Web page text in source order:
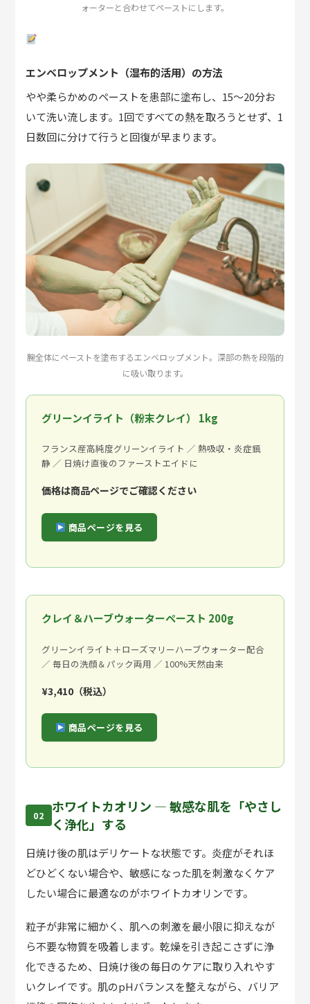
ォーターと合わせてペーストにします。
エンベロップメント（湿布的活用）の方法
やや柔らかめのペーストを患部に塗布し、15〜20分お
いて洗い流します。1回ですべての熱を取ろうとせず、1
日数回に分けて行うと回復が早まります。
腕全体にペーストを塗布するエンベロップメント。深部の熱を段階的
に吸い取ります。
グリーンイライト（粉末クレイ） 1kg
フランス産高純度グリーンイライト ／ 熱吸収・炎症鎮
静 ／ 日焼け直後のファーストエイドに
価格は商品ページでご確認ください
商品ページを見る
クレイ＆ハーブウォーターペースト 200g
グリーンイライト＋ローズマリーハーブウォーター配合
／ 毎日の洗顔＆パック両用 ／ 100%天然由来
¥3,410（税込）
商品ページを見る
02
ホワイトカオリン — 敏感な肌を「やさし
く浄化」する
日焼け後の肌はデリケートな状態です。炎症がそれほ
どひどくない場合や、敏感になった肌を刺激なくケア
したい場合に最適なのがホワイトカオリンです。
粒子が非常に細かく、肌への刺激を最小限に抑えなが
ら不要な物質を吸着します。乾燥を引き起こさずに浄
化できるため、日焼け後の毎日のケアに取り入れやす
いクレイです。肌のpHバランスを整えながら、バリア